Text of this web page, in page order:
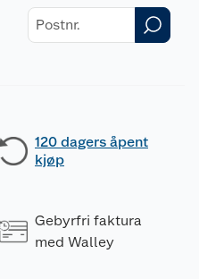
120 dagers åpent
kjøp
Gebyrfri faktura
med Walley